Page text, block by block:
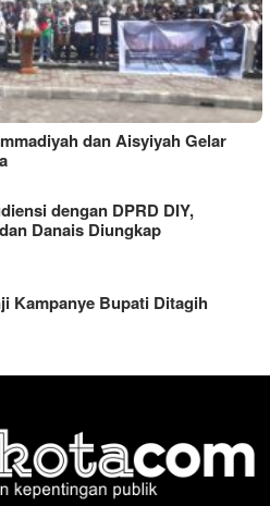
dan Aisyiyah Gelar
dengan DPRD DIY,
Danais Diungkap
Kampanye Bupati Ditagih